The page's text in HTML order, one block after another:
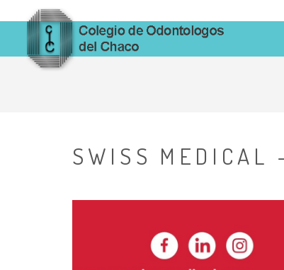
SWISS